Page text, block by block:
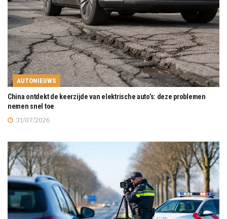
AUTONIEUWS
China ontdekt de keerzijde van elektrische auto’s: deze problemen
nemen snel toe
31/07/2026